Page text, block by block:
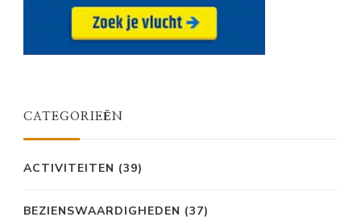
CATEGORIEËN
ACTIVITEITEN (39)
BEZIENSWAARDIGHEDEN (37)